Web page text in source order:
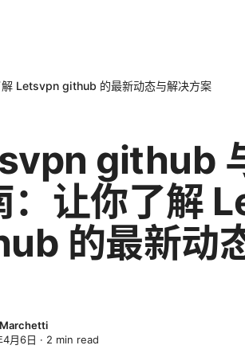
Letsvpn github 的最新动态与解决方案
github
：让你了解
的最新动
月6日 · 2 min read